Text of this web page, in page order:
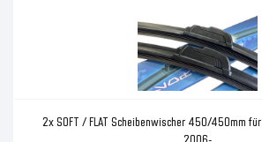
2x SOFT / FLAT Scheibenwischer 450/450mm
2006-